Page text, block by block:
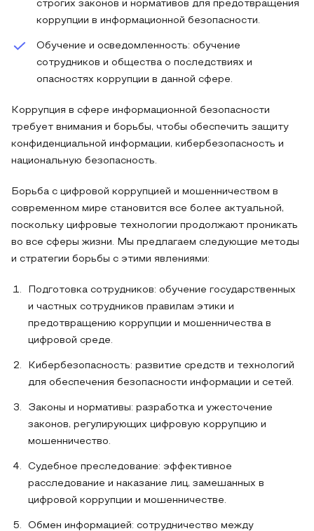
строгих законов и нормативов для предотвращения
коррупции в информационной безопасности.
Обучение и осведомленность: обучение
сотрудников и общества о последствиях и
опасностях коррупции в данной сфере.
Коррупция в сфере информационной безопасности
требует внимания и борьбы, чтобы обеспечить защиту
конфиденциальной информации, кибербезопасность и
национальную безопасность.
Борьба с цифровой коррупцией и мошенничеством в
современном мире становится все более актуальной,
поскольку цифровые технологии продолжают проникать
во все сферы жизни. Мы предлагаем следующие методы
и стратегии борьбы с этими явлениями:
Подготовка сотрудников: обучение государственных
и частных сотрудников правилам этики и
предотвращению коррупции и мошенничества в
цифровой среде.
Кибербезопасность: развитие средств и технологий
для обеспечения безопасности информации и сетей.
Законы и нормативы: разработка и ужесточение
законов, регулирующих цифровую коррупцию и
мошенничество.
Судебное преследование: эффективное
расследование и наказание лиц, замешанных в
цифровой коррупции и мошенничестве.
Обмен информацией: сотрудничество между